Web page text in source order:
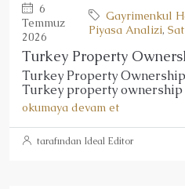
6
Temmuz
2026
Gayrimenkul
Piyasa Analizi,
Turkey Property
Turkey Property
Turkey property ownership
okumaya devam et
tarafından Ideal Editor